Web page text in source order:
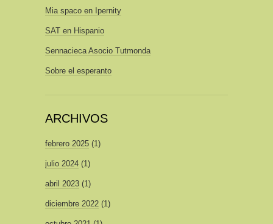
Mia spaco en Ipernity
SAT en Hispanio
Sennacieca Asocio Tutmonda
Sobre el esperanto
ARCHIVOS
febrero 2025 (1)
julio 2024 (1)
abril 2023 (1)
diciembre 2022 (1)